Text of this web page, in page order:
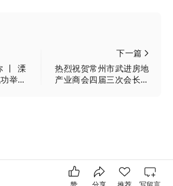
丨 溧
举
下一篇
热烈祝贺常州市武进房地
产业商会四届三次会长会